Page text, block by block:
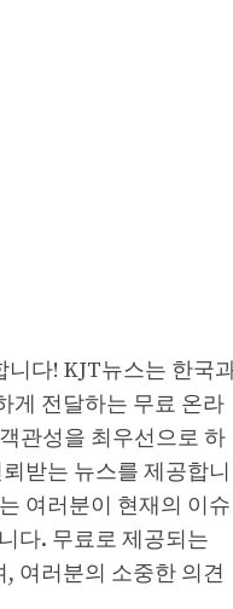
니다! KJT뉴스는 한국
게 전달하는 무료 온라
관성을 최우선으로 하
받는 뉴스를 제공합니
여러분이 현재의 이슈
다. 무료로 제공되는
여러분의 소중한 의견